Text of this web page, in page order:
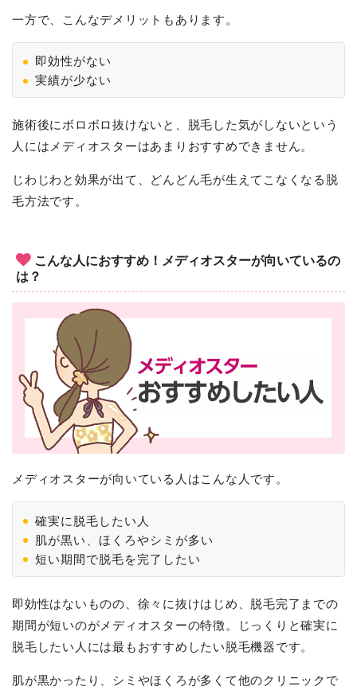
一方で、こんなデメリットもあります。
即効性がない
実績が少ない
施術後にボロボロ抜けないと、脱毛した気がしないという
人にはメディオスターはあまりおすすめできません。
じわじわと効果が出て、どんどん毛が生えてこなくなる脱
毛方法です。
こんな人におすすめ！メディオスターが向いているの
は？
メディオスターが向いている人はこんな人です。
確実に脱毛したい人
肌が黒い、ほくろやシミが多い
短い期間で脱毛を完了したい
即効性はないものの、徐々に抜けはじめ、脱毛完了までの
期間が短いのがメディオスターの特徴。じっくりと確実に
脱毛したい人には最もおすすめしたい脱毛機器です。
肌が黒かったり、シミやほくろが多くて他のクリニックで